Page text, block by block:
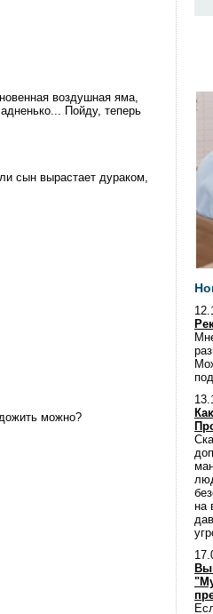
воздушная яма,
Пойду, теперь
сын выpастает дypаком,
можно?
на